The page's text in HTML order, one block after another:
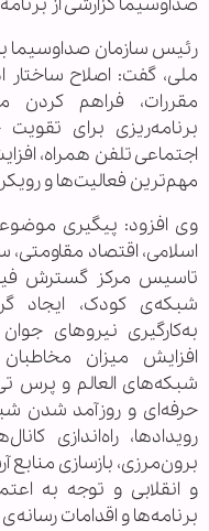
صداوسیما گزارشی از
رئیس سازمان صداوسیما
ملی، گفت: اصلاح ساختار
مقررات، فراهم کردن
برنامه‌ریزی برای
اجتماعی تلفن همراه،
مهم‌ترین فعالیت‌ها و
وی افزود: پیگیری
اسلامی، اقتصاد
تاسیس مرکز گسترش
شبکه‌ی کودک، ایجاد
به‌کارگیری نیروهای
افزایش میزان
شبکه‌های العالم و پرس
حرفه‌ای‌ و روزآمد شدن
رویدادها، راه‌اندازی
برون‌مرزی، بازسازی
و انقلابی و توجه به
برنامه‌ها و اقدامات